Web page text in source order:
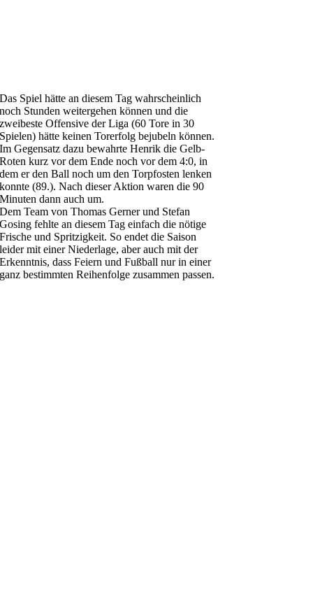
Das Spiel hätte an diesem Tag wahrscheinlich
noch Stunden weitergehen können und die
zweibeste Offensive der Liga (60 Tore in 30
Spielen) hätte keinen Torerfolg bejubeln können.
Im Gegensatz dazu bewahrte Henrik die Gelb-
Roten kurz vor dem Ende noch vor dem 4:0, in
dem er den Ball noch um den Torpfosten lenken
konnte (89.). Nach dieser Aktion waren die 90
Minuten dann auch um.
Dem Team von Thomas Gerner und Stefan
Gosing fehlte an diesem Tag einfach die nötige
Frische und Spritzigkeit. So endet die Saison
leider mit einer Niederlage, aber auch mit der
Erkenntnis, dass Feiern und Fußball nur in einer
ganz bestimmten Reihenfolge zusammen passen.